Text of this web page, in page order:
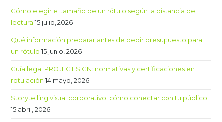
Cómo elegir el tamaño de un rótulo según la distancia de
lectura 15 julio, 2026
Qué información preparar antes de pedir presupuesto para
un rótulo 15 junio, 2026
Guía legal PROJECT SIGN: normativas y certificaciones en
rotulación 14 mayo, 2026
Storytelling visual corporativo: cómo conectar con tu público
15 abril, 2026